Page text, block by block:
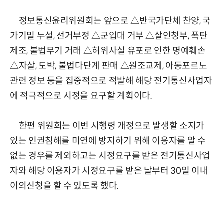
정보통신윤리위원회는 앞으로 △반국가단체 찬양, 국
가기밀 누설, 선거부정 △군입대 거부 △살인청부, 폭탄
제조, 불법무기 거래 △허위사실 유포로 인한 명예훼손
△자살, 도박, 불법다단계 판매 △원조교제, 아동포르노
관련 정보 등을 집중적으로 적발해 해당 전기통신사업자
에 적극적으로 시정을 요구할 계획이다.
한편 위원회는 이번 시행령 개정으로 발생할 소지가
있는 인권침해를 미연에 방지하기 위해 이용자를 알 수
없는 경우를 제외하고는 시정요구를 받은 전기통신사업
자와 해당 이용자가 시정요구를 받은 날부터 30일 이내
이의신청을 할 수 있도록 했다.